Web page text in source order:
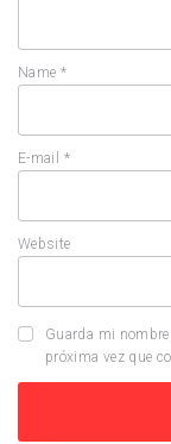
Name *
E-mail *
Website
Guarda mi
próxima vez que